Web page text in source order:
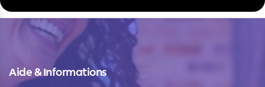
Aide & Informations